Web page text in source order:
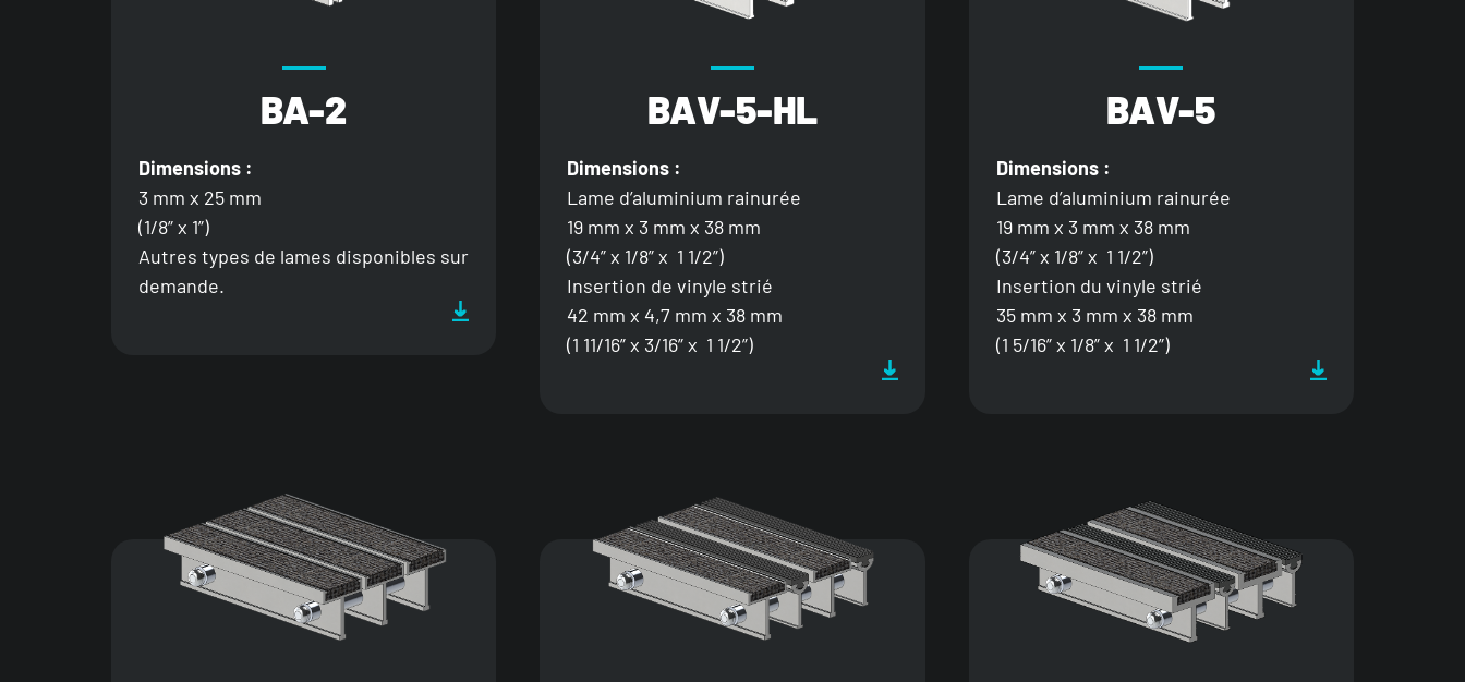
BA-2
Dimensions :
3 mm x 25 mm
(1/8” x 1”)
Autres types de lames disponibles sur
demande.
BAV-5-HL
Dimensions :
Lame d’aluminium rainurée
19 mm x 3 mm x 38 mm
(3/4” x 1/8” x 1 1/2”)
Insertion de vinyle strié
42 mm x 4,7 mm x 38 mm
(1 11/16” x 3/16” x 1 1/2”)
BAV-5
Dimensions :
Lame d’aluminium rainurée
19 mm x 3 mm x 38 mm
(3/4” x 1/8” x 1 1/2”)
Insertion du vinyle strié
35 mm x 3 mm x 38 mm
(1 5/16” x 1/8” x 1 1/2”)